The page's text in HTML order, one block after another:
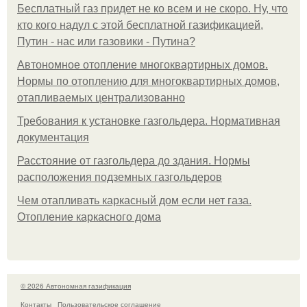
Бесплатный газ придет не ко всем и не скоро. Ну, что
кто кого надул с этой бесплатной газификацией,
Путин - нас или газовики - Путина?
Автономное отопление многоквартирных домов.
Нормы по отоплению для многоквартирных домов,
отапливаемых централизованно
Требования к установке газгольдера. Нормативная
документация
Расстояние от газгольдера до здания. Нормы
расположения подземных газгольдеров
Чем отапливать каркасный дом если нет газа.
Отопление каркасного дома
© 2026 Автономная газификация
Контакты
Пользовательское соглашение